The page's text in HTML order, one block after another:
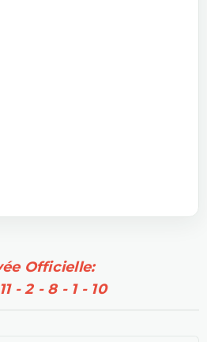
Officielle:
- 2 - 8 - 1 - 10